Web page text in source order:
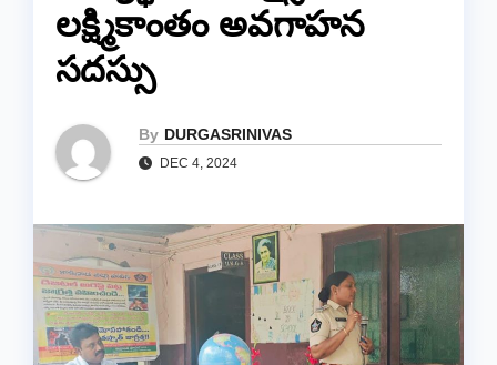
లక్ష్మికాంతం అవగాహన
సదస్సు
By DURGASRINIVAS
DEC 4, 2024